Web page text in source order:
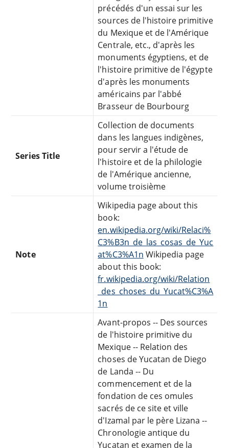
précédés d'un essai sur les
sources de l'histoire primitive
du Mexique et de l'Amérique
Centrale, etc., d'après les
monuments égyptiens, et de
l'histoire primitive de l'égypte
d'après les monuments
américains par l'abbé
Brasseur de Bourbourg
Series Title
Collection de documents
dans les langues indigènes,
pour servir a l'étude de
l'histoire et de la philologie
de l'Amérique ancienne,
volume troisième
Note
Wikipedia page about this
book:
en.wikipedia.org/wiki/Relaci%
C3%B3n_de_las_cosas_de_Yuc
at%C3%A1n Wikipedia page
about this book:
fr.wikipedia.org/wiki/Relation
_des_choses_du_Yucat%C3%A
1n
Avant-propos -- Des sources
de l'histoire primitive du
Mexique -- Relation des
choses de Yucatan de Diego
de Landa -- Du
commencement et de la
fondation de ces omules
sacrés de ce site et ville
d'Izamal par le père Lizana --
Chronologie antique du
Yucatan et examen de la